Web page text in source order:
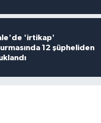
'irtikap'
12 şüpheliden